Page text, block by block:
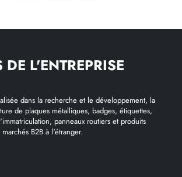
L'ENTREPRISE
dans la recherche et le développement, la
de plaques métalliques, badges, étiquettes,
panneaux routiers et produits
B2B à l'étranger.